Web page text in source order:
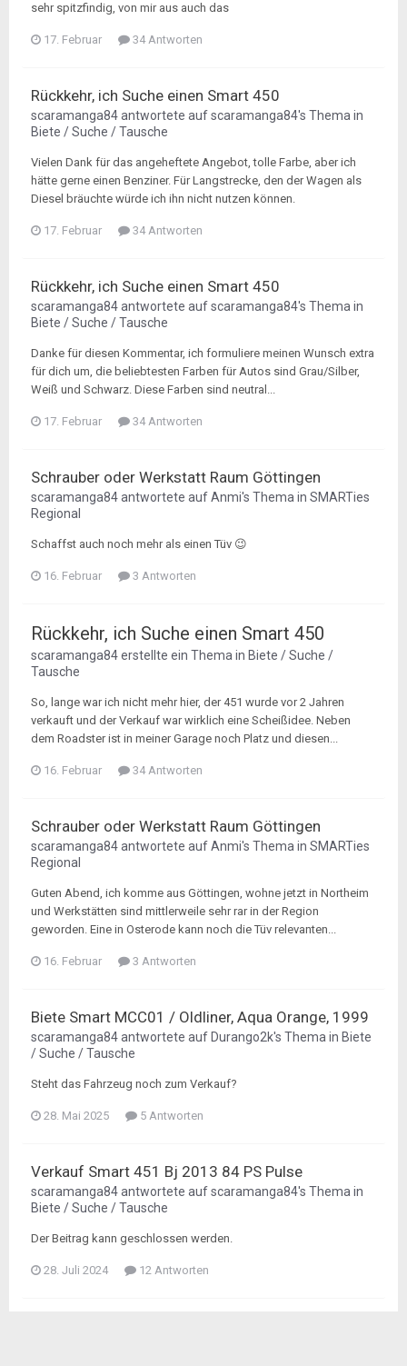
sehr spitzfindig, von mir aus auch das
17. Februar 34 Antworten
Rückkehr, ich Suche einen Smart 450
scaramanga84antwortete aufscaramanga84's Thema in
Biete / Suche / Tausche
Vielen Dank für das angeheftete Angebot, tolle Farbe, aber ich
hätte gerne einen Benziner. Für Langstrecke, den der Wagen als
Diesel bräuchte würde ich ihn nicht nutzen können.
17. Februar 34 Antworten
Rückkehr, ich Suche einen Smart 450
scaramanga84antwortete aufscaramanga84's Thema in
Biete / Suche / Tausche
Danke für diesen Kommentar, ich formuliere meinen Wunsch extra
für dich um, die beliebtesten Farben für Autos sind Grau/Silber,
Weiß und Schwarz. Diese Farben sind neutral...
17. Februar 34 Antworten
Schrauber oder Werkstatt Raum Göttingen
scaramanga84antwortete aufAnmi's Thema in SMARTies
Regional
Schaffst auch noch mehr als einen Tüv 😉
16. Februar 3 Antworten
Rückkehr, ich Suche einen Smart 450
scaramanga84erstellte ein Thema in Biete / Suche /
Tausche
So, lange war ich nicht mehr hier, der 451 wurde vor 2 Jahren
verkauft und der Verkauf war wirklich eine Scheißidee. Neben
dem Roadster ist in meiner Garage noch Platz und diesen...
16. Februar 34 Antworten
Schrauber oder Werkstatt Raum Göttingen
scaramanga84antwortete aufAnmi's Thema in SMARTies
Regional
Guten Abend, ich komme aus Göttingen, wohne jetzt in Northeim
und Werkstätten sind mittlerweile sehr rar in der Region
geworden. Eine in Osterode kann noch die Tüv relevanten...
16. Februar 3 Antworten
Biete Smart MCC01 / Oldliner, Aqua Orange, 1999
scaramanga84antwortete auf Durango2k's Thema in Biete
/ Suche / Tausche
Steht das Fahrzeug noch zum Verkauf?
28. Mai 2025 5 Antworten
Verkauf Smart 451 Bj 2013 84 PS Pulse
scaramanga84antwortete aufscaramanga84's Thema in
Biete / Suche / Tausche
Der Beitrag kann geschlossen werden.
28. Juli 2024 12 Antworten